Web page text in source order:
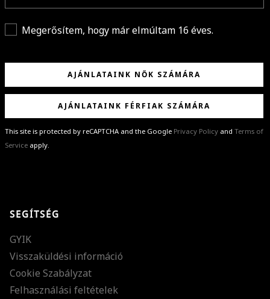
Megerősítem, hogy már elmúltam 16 éves.
AJÁNLATAINK NŐK SZÁMÁRA
AJÁNLATAINK FÉRFIAK SZÁMÁRA
This site is protected by reCAPTCHA and the Google Privacy Policy and Terms of
Service apply.
különleges ajánlatainkat és stílustippjeinket!
SEGÍTSÉG
GYIK
Visszaküldési információ
Cookie Szabályzat
Felhasználási feltételek